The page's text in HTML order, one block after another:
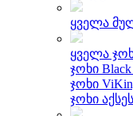
ყველა
ყველა
ჯოხი
ჯოხი
ჯოხი